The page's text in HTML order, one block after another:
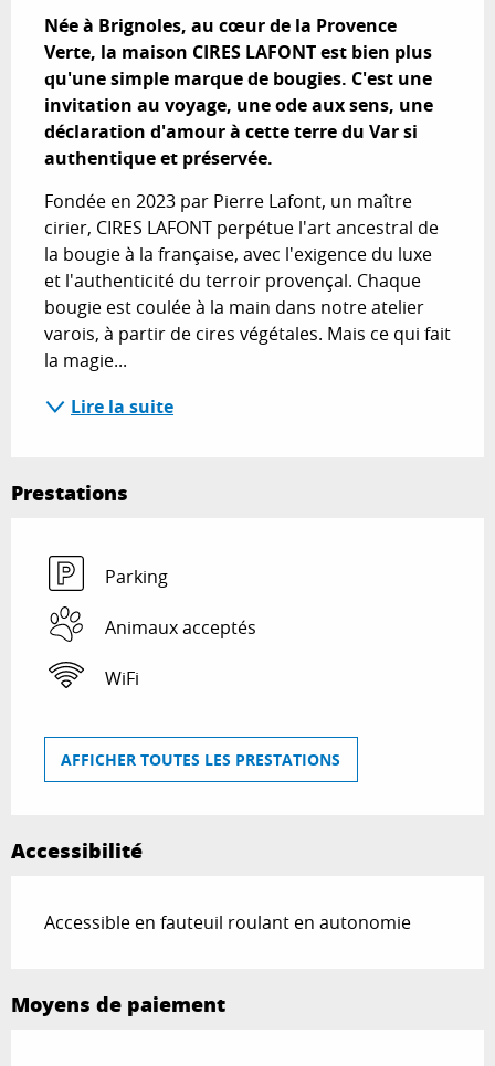
Née à Brignoles, au cœur de la Provence
Verte, la maison CIRES LAFONT est bien plus
qu'une simple marque de bougies. C'est une
invitation au voyage, une ode aux sens, une
déclaration d'amour à cette terre du Var si
authentique et préservée.
Fondée en 2023 par Pierre Lafont, un maître
cirier, CIRES LAFONT perpétue l'art ancestral de
la bougie à la française, avec l'exigence du luxe
et l'authenticité du terroir provençal. Chaque
bougie est coulée à la main dans notre atelier
varois, à partir de cires végétales. Mais ce qui fait
la magie...
Lire la suite
Prestations
Parking
Animaux acceptés
WiFi
AFFICHER TOUTES LES PRESTATIONS
Accessibilité
Accessible en fauteuil roulant en autonomie
Moyens de paiement